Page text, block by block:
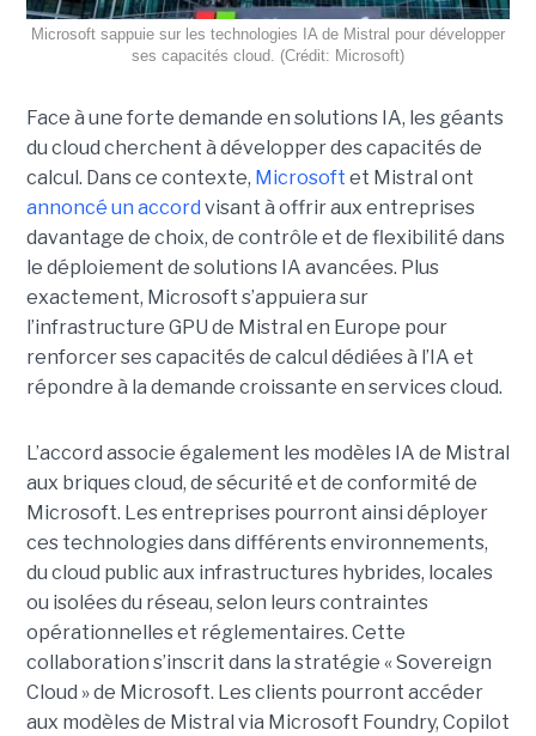
Microsoft sappuie sur les technologies IA de Mistral pour développer
ses capacités cloud. (Crédit: Microsoft)
Face à une forte demande en solutions IA, les géants
du cloud cherchent à développer des capacités de
calcul. Dans ce contexte, Microsoft et Mistral ont
annoncé un accord visant à offrir aux entreprises
davantage de choix, de contrôle et de flexibilité dans
le déploiement de solutions IA avancées. Plus
exactement, Microsoft s’appuiera sur
l’infrastructure GPU de Mistral en Europe pour
renforcer ses capacités de calcul dédiées à l’IA et
répondre à la demande croissante en services cloud.
L’accord associe également les modèles IA de Mistral
aux briques cloud, de sécurité et de conformité de
Microsoft. Les entreprises pourront ainsi déployer
ces technologies dans différents environnements,
du cloud public aux infrastructures hybrides, locales
ou isolées du réseau, selon leurs contraintes
opérationnelles et réglementaires. Cette
collaboration s’inscrit dans la stratégie « Sovereign
Cloud » de Microsoft. Les clients pourront accéder
aux modèles de Mistral via Microsoft Foundry, Copilot